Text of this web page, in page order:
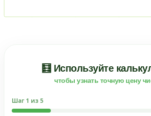
🧮 Используйте
чтобы узнать точную цену
Шаг 1 из 5